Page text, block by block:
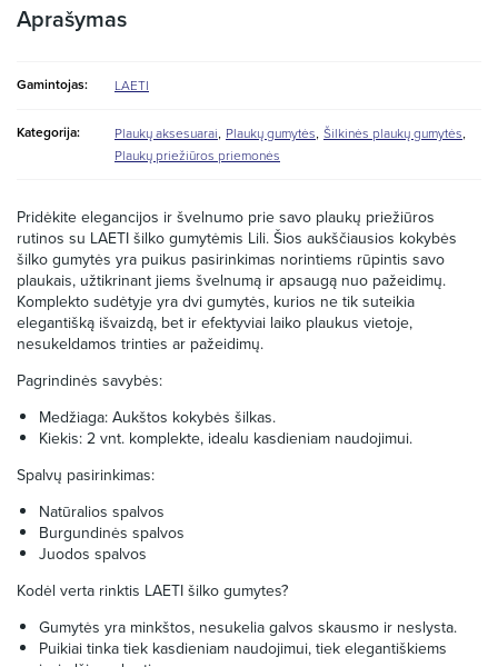
Aprašymas
Gamintojas: LAETI
Kategorija: Plaukų aksesuarai, Plaukų gumytės, Šilkinės plaukų gumytės,
Plaukų priežiūros priemonės
Pridėkite elegancijos ir švelnumo prie savo plaukų priežiūros
rutinos su LAETI šilko gumytėmis Lili. Šios aukščiausios kokybės
šilko gumytės yra puikus pasirinkimas norintiems rūpintis savo
plaukais, užtikrinant jiems švelnumą ir apsaugą nuo pažeidimų.
Komplekto sudėtyje yra dvi gumytės, kurios ne tik suteikia
elegantišką išvaizdą, bet ir efektyviai laiko plaukus vietoje,
nesukeldamos trinties ar pažeidimų.
Pagrindinės savybės:
Medžiaga: Aukštos kokybės šilkas.
Kiekis: 2 vnt. komplekte, idealu kasdieniam naudojimui.
Spalvų pasirinkimas:
Natūralios spalvos
Burgundinės spalvos
Juodos spalvos
Kodėl verta rinktis LAETI šilko gumytes?
Gumytės yra minkštos, nesukelia galvos skausmo ir neslysta.
Puikiai tinka tiek kasdieniam naudojimui, tiek elegantiškiems